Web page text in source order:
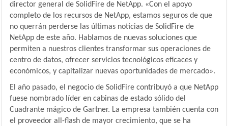
director general de SolidFire de NetApp. «Con el apoyo
completo de los recursos de NetApp, estamos seguros de que
no querrán perderse las últimas noticias de SolidFire de
NetApp de este año. Hablamos de nuevas soluciones que
permiten a nuestros clientes transformar sus operaciones de
centro de datos, ofrecer servicios tecnológicos eficaces y
económicos, y capitalizar nuevas oportunidades de mercado».
El año pasado, el negocio de SolidFire contribuyó a que NetApp
fuese nombrado líder en cabinas de estado sólido del
Cuadrante mágico de Gartner. La empresa también cuenta con
el proveedor all-flash de mayor crecimiento, que se ha